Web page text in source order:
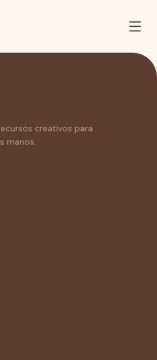
creativos para
manos.